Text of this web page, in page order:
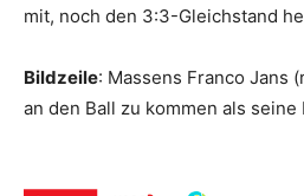
mit, noch den 3:3-Gleichstand
Bildzeile: Massens Franco Jans
an den Ball zu kommen als